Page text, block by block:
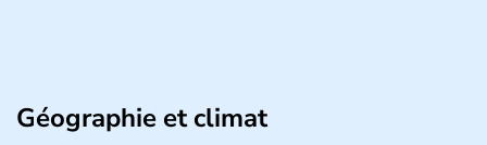
Géographie et climat